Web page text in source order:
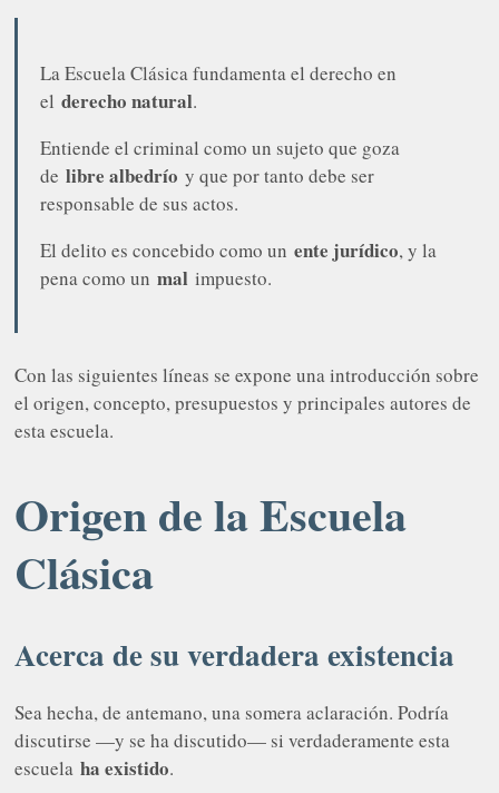
La Escuela Clásica fundamenta el derecho en
elderecho natural.
Entiende el criminal como un sujeto que goza
delibre albedrío y que por tanto debe ser
responsable de sus actos.
El delito es concebido como unente jurídico, y la
pena como unmal impuesto.
Con las siguientes líneas se expone una introducción sobre
el origen, concepto, presupuestos y principales autores de
esta escuela.
Origen de la Escuela
Clásica
Acerca de su verdadera existencia
Sea hecha, de antemano, una somera aclaración. Podría
discutirse —y se ha discutido— si verdaderamente esta
escuelaha existido.